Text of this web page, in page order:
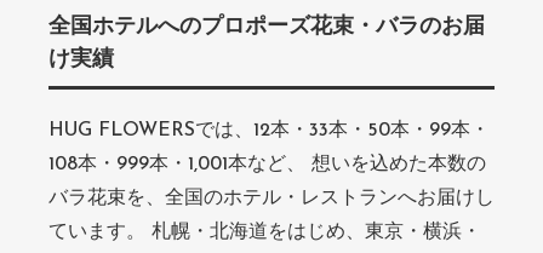
全国ホテルへのプロポーズ花束・バラのお届
け実績
HUG FLOWERSでは、12本・33本・50本・99本・
108本・999本・1,001本など、 想いを込めた本数の
バラ花束を、全国のホテル・レストランへお届けし
ています。 札幌・北海道をはじめ、東京・横浜・